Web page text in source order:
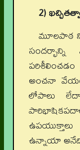
2)
మూలపాఠ
అంచనా
లోపాలు లేదా
ఉన్నాయా